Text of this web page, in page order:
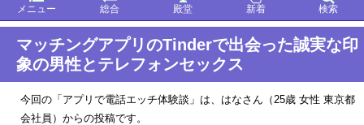
メニュー 総合 殿堂 新着 検索
マッチングアプリのTinderで出会った誠実な印
象の男性とテレフォンセックス
今回の「アプリで電話エッチ体験談」は、はなさん（25歳 女性 東京都
会社員）からの投稿です。